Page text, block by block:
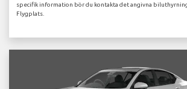
specifik information bör du kontakta det angivna
Flygplats.